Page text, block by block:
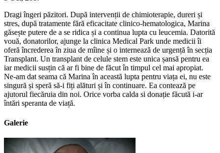
Dragi îngeri păzitori. După intervenții de chimioterapie, dureri și
stres, după tratamente fără eficacitate clinico-hematologica, Marina
găsește putere de a se ridica și a continua lupta cu leucemia. Datorită
vouă, donatorilor, ajunge la clinica Medical Park unde medicii îi
oferă încrederea în ziua de mîine și o internează de urgență în secția
Transplant. Un transplant de celule stem este unica șansă pentru ea
iar medicii susțin că ar fi bine de făcut în timpul cel mai apropiat.
Ne-am dat seama că Marina în această lupta pentru viața ei, nu este
singură și speră să-i fiți alături și în continuare. Ea contează pe
ajutorul fiecăruia din noi. Orice vorba calda si donație făcută i-ar
întări speranta de viață.
Galerie